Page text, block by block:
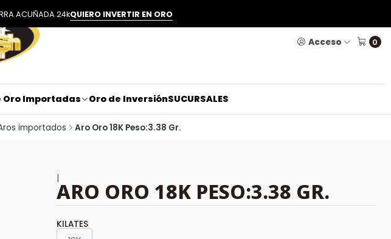
Acceso 0
Oro Importadas Oro de InversiónSUCURSALES
ACUÑADA 24kQUIERO INVERTIR EN ORO
importados Aro Oro 18K Peso:3.38 Gr.
|
ARO ORO 18K PESO:3.38 GR.
KILATES